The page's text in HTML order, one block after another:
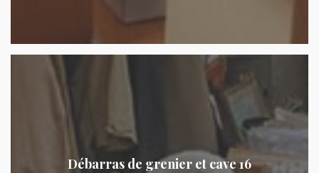
Débarras de grenier et cave 16